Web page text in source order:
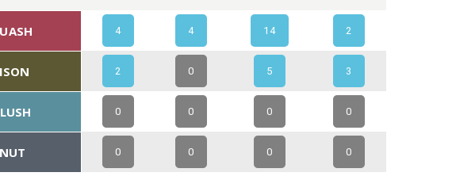
4 4 14 2
2 0 5 3
0 0 0 0
0 0 0 0